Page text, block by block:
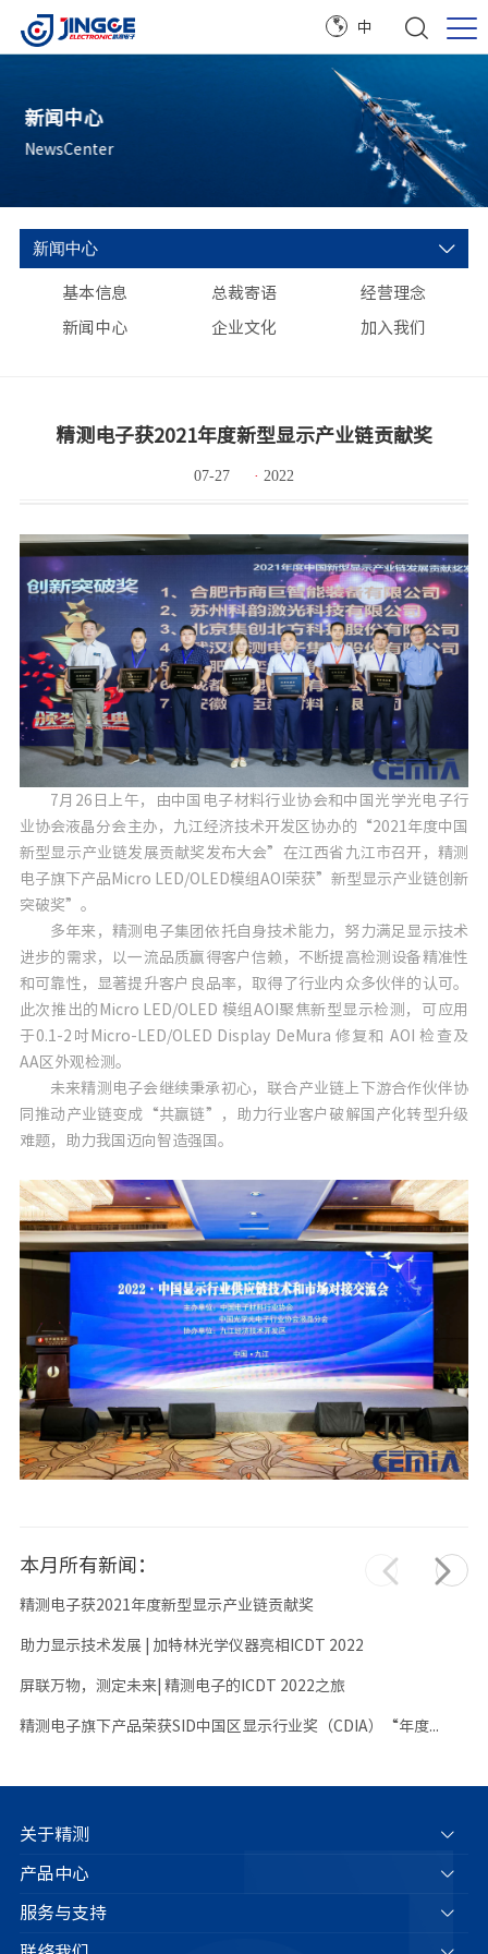
中
新闻中心
NewsCenter
新闻中心
基本信息 总裁寄语 经营理念
新闻中心 企业文化 加入我们
精测电子获2021年度新型显示产业链贡献奖
07-27 · 2022
7月26日上午，由中国电子材料行业协会和中国光学光电子行
业协会液晶分会主办，九江经济技术开发区协办的“2021年度中国
新型显示产业链发展贡献奖发布大会”在江西省九江市召开，精测
电子旗下产品Micro LED/OLED模组AOI荣获”新型显示产业链创新
突破奖”。
多年来，精测电子集团依托自身技术能力，努力满足显示技术
进步的需求，以一流品质赢得客户信赖，不断提高检测设备精准性
和可靠性，显著提升客户良品率，取得了行业内众多伙伴的认可。
此次推出的Micro LED/OLED 模组AOI聚焦新型显示检测，可应用
于0.1-2吋Micro-LED/OLED Display DeMura 修复和 AOI 检查及
AA区外观检测。
未来精测电子会继续秉承初心，联合产业链上下游合作伙伴协
同推动产业链变成“共赢链”，助力行业客户破解国产化转型升级
难题，助力我国迈向智造强国。
本月所有新闻：
精测电子获2021年度新型显示产业链贡献奖
助力显示技术发展 | 加特林光学仪器亮相ICDT 2022
屏联万物，测定未来| 精测电子的ICDT 2022之旅
精测电子旗下产品荣获SID中国区显示行业奖（CDIA）“年度...
关于精测
产品中心
服务与支持